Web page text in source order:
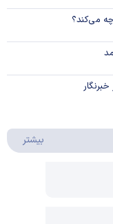
چه می‌کند؟
بیشتر